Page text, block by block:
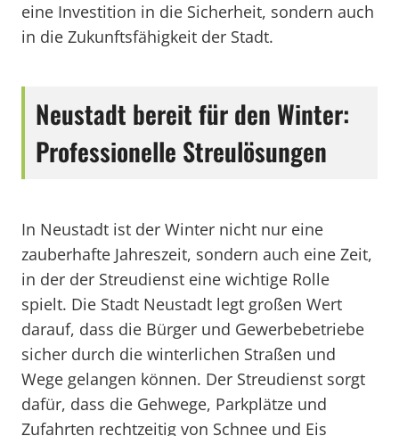
eine Investition in die Sicherheit, sondern auch
in die Zukunftsfähigkeit der Stadt.
Neustadt bereit für den Winter:
Professionelle Streulösungen
In Neustadt ist der Winter nicht nur eine
zauberhafte Jahreszeit, sondern auch eine Zeit,
in der der Streudienst eine wichtige Rolle
spielt. Die Stadt Neustadt legt großen Wert
darauf, dass die Bürger und Gewerbebetriebe
sicher durch die winterlichen Straßen und
Wege gelangen können. Der Streudienst sorgt
dafür, dass die Gehwege, Parkplätze und
Zufahrten rechtzeitig von Schnee und Eis